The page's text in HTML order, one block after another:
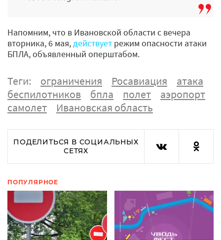
Напомним, что в Ивановской области с вечера
вторника, 6 мая,действует режим опасности атаки
БПЛА, объявленный оперштабом.
Теги: ограничения Росавиация
атака
беспилотников
бпла полет
аэропорт
самолет
Ивановская область
ПОДЕЛИТЬСЯ В СОЦИАЛЬНЫХ
СЕТЯХ
ПОПУЛЯРНОЕ